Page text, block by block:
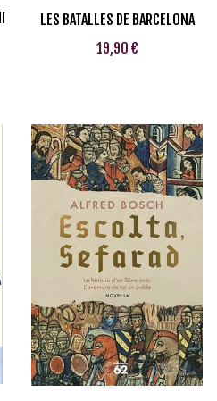
LES BATALLES DE BARCELONA
19,90 €